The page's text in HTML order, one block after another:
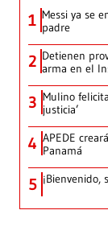
1 Messi ya se
padre
2 Detienen
arma en el
3 Mulino
justicia’
4 APEDE
Panamá
5 ¡Bienvenido,